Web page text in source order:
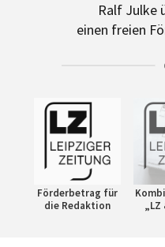
Ralf Julke
einen freien
Förderbetrag für
die Redaktion
„LZ